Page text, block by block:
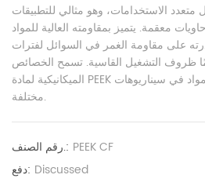
متعدد الاستخدامات، وهو مثالي للتطبيقات
معقمة. يتميز بمقاومته العالية للمواد
على مقاومة الغمر في السوائل لفترات
ظروف التشغيل القاسية. تسمح الخصائص
في سيناريوهات
مختلفة.
رقم الصنف.: PEEK CF
دفع: Discussed